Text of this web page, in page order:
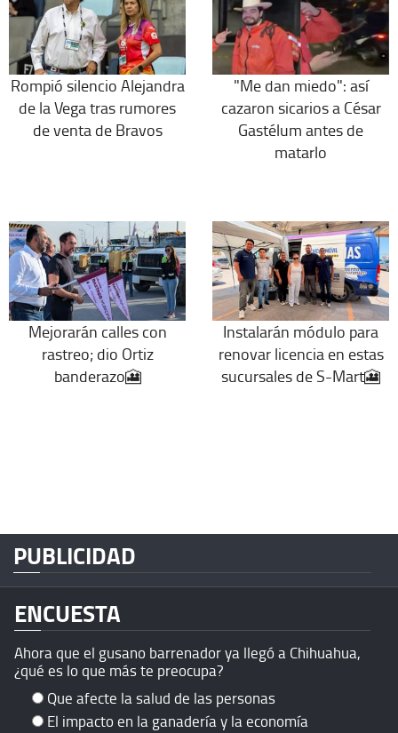
Rompió silencio Alejandra
de la Vega tras rumores
de venta de Bravos
"Me dan miedo": así
cazaron sicarios a César
Gastélum antes de
matarlo
Mejorarán calles con
rastreo; dio Ortiz
banderazo🎦
Instalarán módulo para
renovar licencia en estas
sucursales de S-Mart🎦
PUBLICIDAD
ENCUESTA
Ahora que el gusano barrenador ya llegó a Chihuahua,
¿qué es lo que más te preocupa?
Que afecte la salud de las personas
El impacto en la ganadería y la economía